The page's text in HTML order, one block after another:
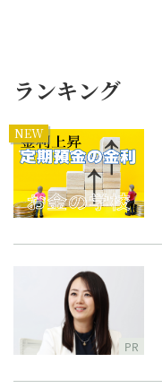
ランキング
NEW
PR